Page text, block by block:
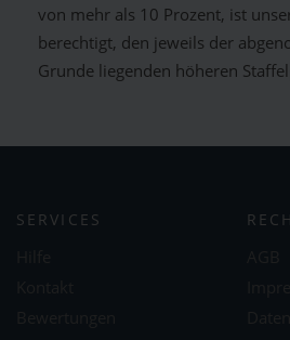
von mehr als 10 Prozent, ist
berechtigt, den jeweils der
Grunde liegenden höheren
SERVICES